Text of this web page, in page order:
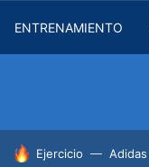
ENTRENAMIENTO
HOY SE HABLA DE
Ejercicio Adidas